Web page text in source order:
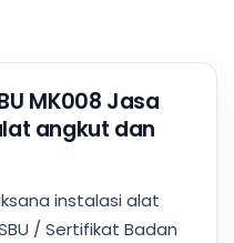
MK008 Jasa
angkut dan
instalasi alat
/ Sertifikat Badan